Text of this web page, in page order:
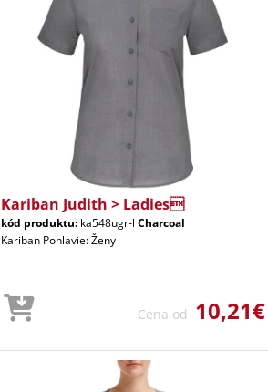
Kariban Judith > Ladies
kód produktu: ka548ugr-l Charcoal
Kariban Pohlavie: Ženy
Cena od 10,21€